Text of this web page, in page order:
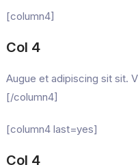
[column4]
Col 4
Augue et adipiscing sit sit.
[/column4]
[column4 last=yes]
Col 4